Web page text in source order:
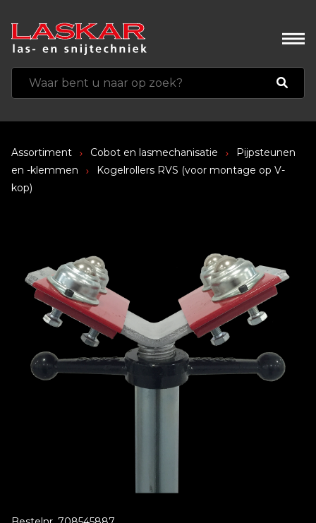
Assortiment Cobot en lasmechanisatie
Pijpsteunen
en -klemmen
Kogelrollers RVS (voor montage op V-
kop)